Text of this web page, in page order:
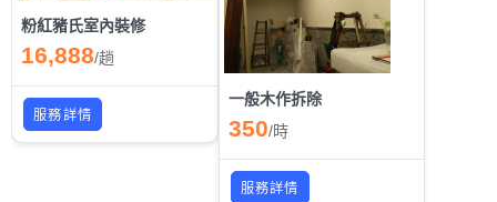
粉紅豬氏室內裝修
16,888/趟
服務詳情
一般木作拆除
350/時
服務詳情